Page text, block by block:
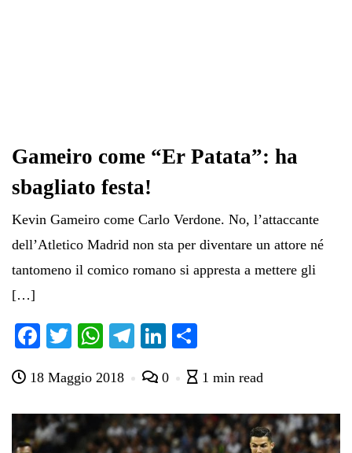
Gameiro come “Er Patata”: ha
sbagliato festa!
Kevin Gameiro come Carlo Verdone. No, l’attaccante
dell’Atletico Madrid non sta per diventare un attore né
tantomeno il comico romano si appresta a mettere gli
[…]
Fa
bo
ok
T
tte
r
W
ts
A
pp
Te
gr
a
m
Li
ed
In
di
vi
di
18 Maggio 2018 0 1 min read